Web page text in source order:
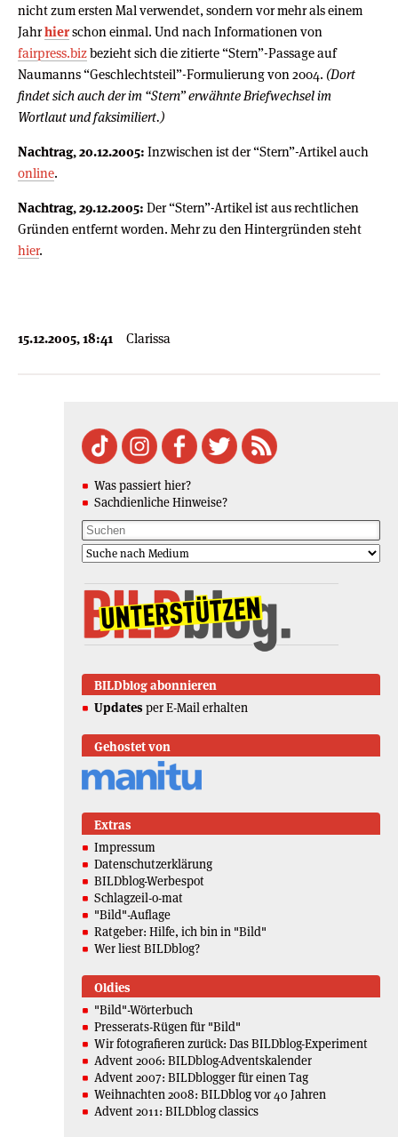
nicht zum ersten Mal verwendet, sondern vor mehr als einem
Jahrhierschon einmal. Und nach Informationen von
fairpress.bizbezieht sich die zitierte “Stern”-Passage auf
Naumanns “Geschlechtsteil”-Formulierung von 2004. (Dort
findet sich auch der im “Stern” erwähnte Briefwechsel im
Wortlaut und faksimiliert.)
Nachtrag, 20.12.2005: Inzwischen ist der “Stern”-Artikel auch
online.
Nachtrag, 29.12.2005: Der “Stern”-Artikel ist aus rechtlichen
Gründen entfernt worden. Mehr zu den Hintergründen steht
hier.
15.12.2005, 18:41 Clarissa
Was passiert hier?
Sachdienliche Hinweise?
BILDblog abonnieren
Updates per E-Mail erhalten
Gehostet von
Extras
Impressum
Datenschutzerklärung
BILDblog-Werbespot
Schlagzeil-o-mat
"Bild"-Auflage
Ratgeber: Hilfe, ich bin in "Bild"
Wer liest BILDblog?
Oldies
"Bild"-Wörterbuch
Presserats-Rügen für "Bild"
Wir fotografieren zurück: Das BILDblog-Experiment
Advent 2006: BILDblog-Adventskalender
Advent 2007: BILDblogger für einen Tag
Weihnachten 2008: BILDblog vor 40 Jahren
Advent 2011: BILDblog classics